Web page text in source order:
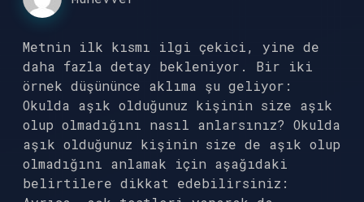
Metnin ilk kısmı ilgi çekici, yine de
daha fazla detay bekleniyor. Bir iki
örnek düşününce aklıma şu geliyor:
Okulda aşık olduğunuz kişinin size aşık
olup olmadığını nasıl anlarsınız? Okulda
aşık olduğunuz kişinin size de aşık olup
olmadığını anlamak için aşağıdaki
belirtilere dikkat edebilirsiniz: